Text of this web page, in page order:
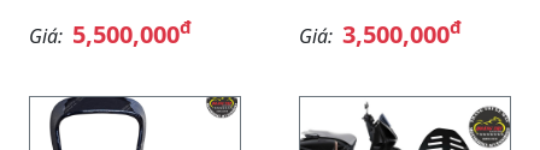
Giá: 5,500,000đ
Giá: 3,500,000đ